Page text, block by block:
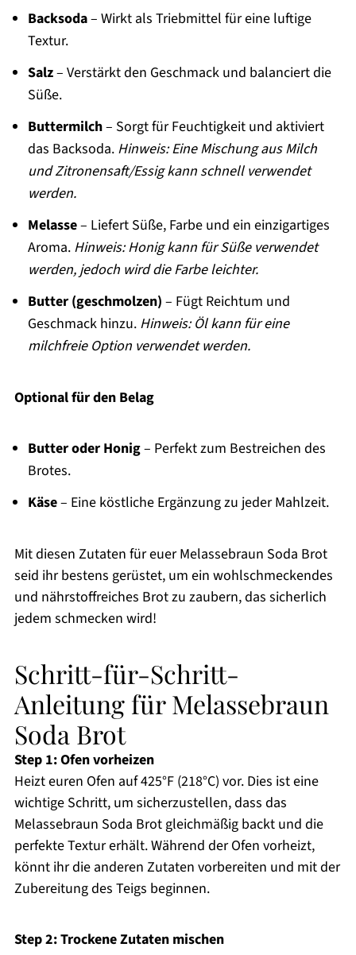
Backsoda– Wirkt als Triebmittel für eine luftige
Textur.
Salz– Verstärkt den Geschmack und balanciert die
Süße.
Buttermilch– Sorgt für Feuchtigkeit und aktiviert
das Backsoda. Hinweis: Eine Mischung aus Milch
und Zitronensaft/Essig kann schnell verwendet
werden.
Melasse– Liefert Süße, Farbe und ein einzigartiges
Aroma. Hinweis: Honig kann für Süße verwendet
werden, jedoch wird die Farbe leichter.
Butter (geschmolzen) – Fügt Reichtum und
Geschmack hinzu. Hinweis: Öl kann für eine
milchfreie Option verwendet werden.
Optional für den Belag
Butter oder Honig– Perfekt zum Bestreichen des
Brotes.
Käse– Eine köstliche Ergänzung zu jeder Mahlzeit.
Mit diesen Zutaten für euer Melassebraun Soda Brot
seid ihr bestens gerüstet, um ein wohlschmeckendes
und nährstoffreiches Brot zu zaubern, das sicherlich
jedem schmecken wird!
Schritt-für-Schritt-
Anleitung für Melassebraun
Soda Brot
Step 1: Ofen vorheizen
Heizt euren Ofen auf 425°F (218°C) vor. Dies ist eine
wichtige Schritt, um sicherzustellen, dass das
Melassebraun Soda Brot gleichmäßig backt und die
perfekte Textur erhält. Während der Ofen vorheizt,
könnt ihr die anderen Zutaten vorbereiten und mit der
Zubereitung des Teigs beginnen.
Step 2: Trockene Zutaten mischen